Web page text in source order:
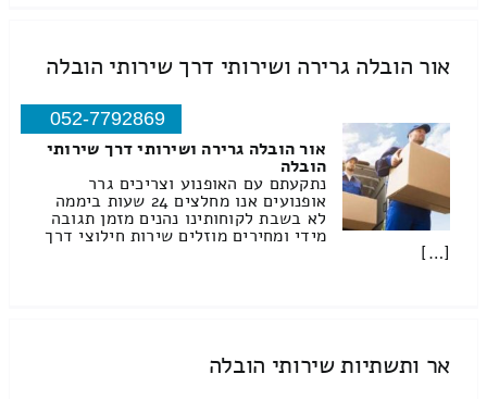
אור הובלה גרירה ושירותי דרך שירותי הובלה
052-7792869
אור הובלה גרירה ושירותי דרך שירותי
הובלה
נתקעתם עם האופנוע וצריכים גרר
אופנועים אנו מחלצים 24 שעות ביממה
לא בשבת לקוחותינו נהנים מזמן תגובה
מידי ומחירים מוזלים שירות חילוצי דרך
[…]
אר ותשתיות שירותי הובלה